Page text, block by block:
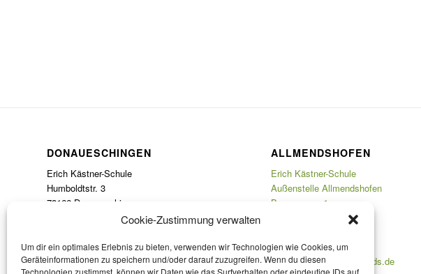
Cookie-Zustimmung verwalten
Um dir ein optimales Erlebnis zu bieten, verwenden wir Technologien wie Cookies, um
Geräteinformationen zu speichern und/oder darauf zuzugreifen. Wenn du diesen
Technologien zustimmst, können wir Daten wie das Surfverhalten oder eindeutige IDs auf
DONAUESCHINGEN
Erich Kästner-Schule
Humboldtstr. 3
78166 Donaueschingen
Tel.: 0771 8986460
E-Mail:verwaltung@eks-ds.de
ALLMENDSHOFEN
Erich Kästner-Schule
Außenstelle Allmendshofen
Brunnenweg 1
78166 DS-Allmendshofen
Fax: 0771 898646-25
E-Mail:verwaltung@eks-ds.de